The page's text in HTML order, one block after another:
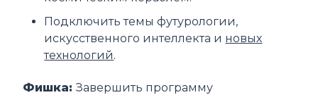
Подключить темы футурологии,
искусственного интеллекта и новых
технологий.
Фишка: Завершить программу